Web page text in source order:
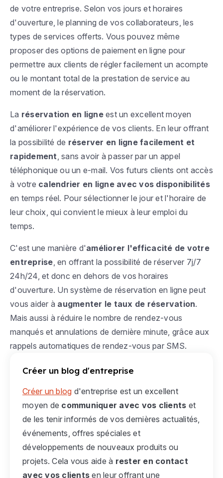
de votre entreprise. Selon vos jours et horaires
d'ouverture, le planning de vos collaborateurs, les
types de services offerts. Vous pouvez même
proposer des options de paiement en ligne pour
permettre aux clients de régler facilement un acompte
ou le montant total de la prestation de service au
moment de la réservation.
La réservation en ligneest un excellent moyen
d'améliorer l'expérience de vos clients. En leur offrant
la possibilité de réserver en ligne facilement et
rapidement , sans avoir à passer par un appel
téléphonique ou un e-mail. Vos futurs clients ont accès
à votre calendrier en ligne avec vos disponibilités
en temps réel. Pour sélectionner le jour et l'horaire de
leur choix, qui convient le mieux à leur emploi du
temps.
C'est une manière d'améliorer l'efficacité de votre
entreprise , en offrant la possibilité de réserver 7j/7
24h/24, et donc en dehors de vos horaires
d'ouverture. Un système de réservation en ligne peut
vous aider à augmenter le taux de réservation.
Mais aussi à réduire le nombre de rendez-vous
manqués et annulations de dernière minute, grâce aux
rappels automatiques de rendez-vous par SMS.
Créer un blog d'entreprise
Créer un blog d'entreprise est un excellent
moyen de communiquer avec vos clients et
de les tenir informés de vos dernières actualités,
événements, offres spéciales et
développements de nouveaux produits ou
projets. Cela vous aide à rester en contact
avec vos clients en leur offrant une